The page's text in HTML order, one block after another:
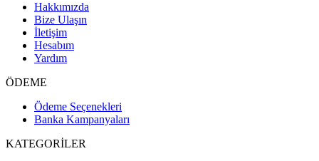
Hakkımızda
Bize Ulaşın
İletişim
Hesabım
Yardım
ÖDEME
Ödeme Seçenekleri
Banka Kampanyaları
KATEGORİLER